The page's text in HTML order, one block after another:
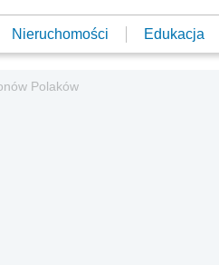
Nieruchomości Edukacja
Polaków